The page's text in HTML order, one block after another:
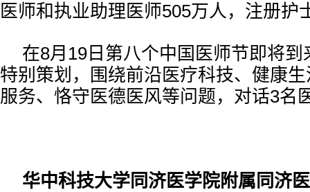
医师和执业助理医师505万人，注册护
在8月19日第八个中国医师节即将
特别策划，围绕前沿医疗科技、健康
服务、恪守医德医风等问题，对话3名
华中科技大学同济医学院附属同济